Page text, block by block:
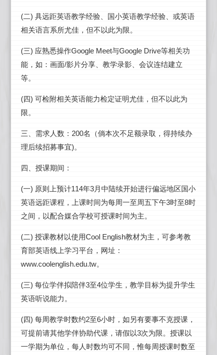
(二)具远距英语教学经验、国小英语教学经验、或英语
相关语言系所尤佳，但不以此为限。
(三) 应熟悉操作Google Meet与Google Drive等相关功
能，如：画面/影片分享、教学录影、会议连结建立
等。
(四)可检附相关英语能力检定证明尤佳，但不以此为
限。
三、需求人数： 200名（倘本次不足额录取，得持续办
理后续招募事宜)。
四、授课期间：
(一) 原则上预计114年3月中陆续开始进行偏远地区国小
英语远距课程，上课时间为每周一至周五下午3时至8时
之间，以配合媒合学校可授课时间为主。
(二)授课教材以使用Cool English教材为主，可参考教
育部英语线上学习平台，网址：
www.coolenglish.edu.tw。
(三)每位学伴拟陪伴3至4位学生，教学目标为提升学生
英语听说能力。
(四)每周教学时数约2至6小时，如另有要事不克授课，
可提前请其他学伴协助代课，请假以3次为限。授课以
一学期为单位，每人时数均可不同，惟每周授课时数至